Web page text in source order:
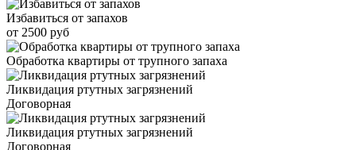
Избавиться от запахов
от 2500 руб
Обработка квартиры от трупного запаха
Ликвидация ртутных загрязнений
Договорная
Ликвидация ртутных загрязнений
Договорная